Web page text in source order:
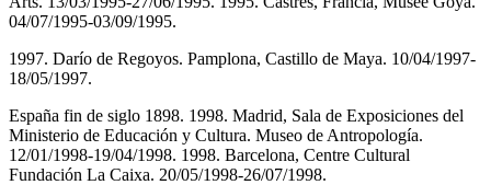
04/07/1995-03/09/1995.
1997. Darío de Regoyos. Pamplona, Castillo de Maya. 10/04/1997-
18/05/1997.
España fin de siglo 1898. 1998. Madrid, Sala de Exposiciones del
Ministerio de Educación y Cultura. Museo de Antropología.
12/01/1998-19/04/1998. 1998. Barcelona, Centre Cultural
Fundación La Caixa. 20/05/1998-26/07/1998.